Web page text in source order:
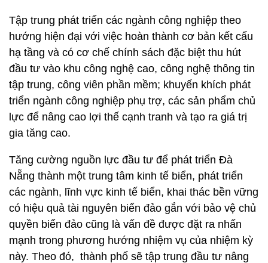
Tập trung phát triển các ngành công nghiệp theo
hướng hiện đại với việc hoàn thành cơ bản kết cấu
hạ tầng và có cơ chế chính sách đặc biệt thu hút
đầu tư vào khu công nghệ cao, công nghệ thông tin
tập trung, công viên phần mềm; khuyến khích phát
triển ngành công nghiệp phụ trợ, các sản phẩm chủ
lực để nâng cao lợi thế cạnh tranh và tạo ra giá trị
gia tăng cao.
Tăng cường nguồn lực đầu tư để phát triển Đà
Nẵng thành một trung tâm kinh tế biển, phát triển
các ngành, lĩnh vực kinh tế biển, khai thác bền vững
có hiệu quả tài nguyên biển đảo gắn với bảo vệ chủ
quyền biển đảo cũng là vấn đề được đặt ra nhấn
mạnh trong phương hướng nhiệm vụ của nhiệm kỳ
này. Theo đó, thành phố sẽ tập trung đầu tư nâng